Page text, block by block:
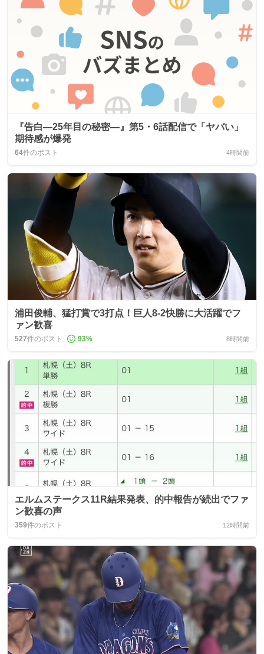
『告白―25年目の秘密―』第5・6話配信で「ヤバい」
期待感が爆発
64件のポスト 4時間前
浦田俊輔、猛打賞で3打点！巨人8-2快勝に大活躍でフ
ァン歓喜
527件のポスト 93% 8時間前
エルムステークス11R結果発表、的中報告が続出でファ
ン歓喜の声
359件のポスト 12時間前